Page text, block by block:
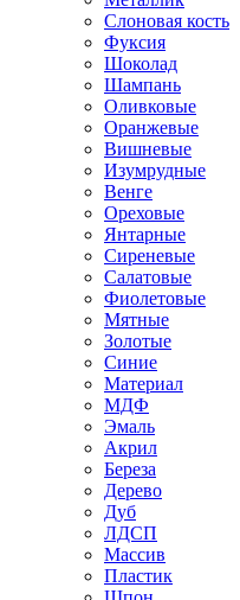
Слоновая кость
Фуксия
Шоколад
Шампань
Оливковые
Оранжевые
Вишневые
Изумрудные
Венге
Ореховые
Янтарные
Сиреневые
Салатовые
Фиолетовые
Мятные
Золотые
Синие
Материал
МДФ
Эмаль
Акрил
Береза
Дерево
Дуб
ЛДСП
Массив
Пластик